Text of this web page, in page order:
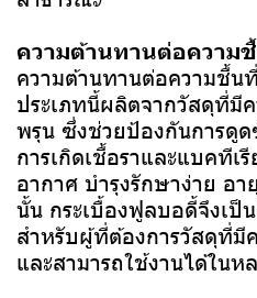
ความต้านทานต่อความ
ความต้านทานต่อความชื้น
ประเภทนี้ผลิตจากวัสดุที่มี
พรุน ซึ่งช่วยป้องกันการดู
การเกิดเชื้อราและแบคที
อากาศ บำรุงรักษาง่าย อา
นั้น กระเบื้องฟูลบอดี้จึงเป็
สำหรับผู้ที่ต้องการวัสดุที่
และสามารถใช้งานได้ใน